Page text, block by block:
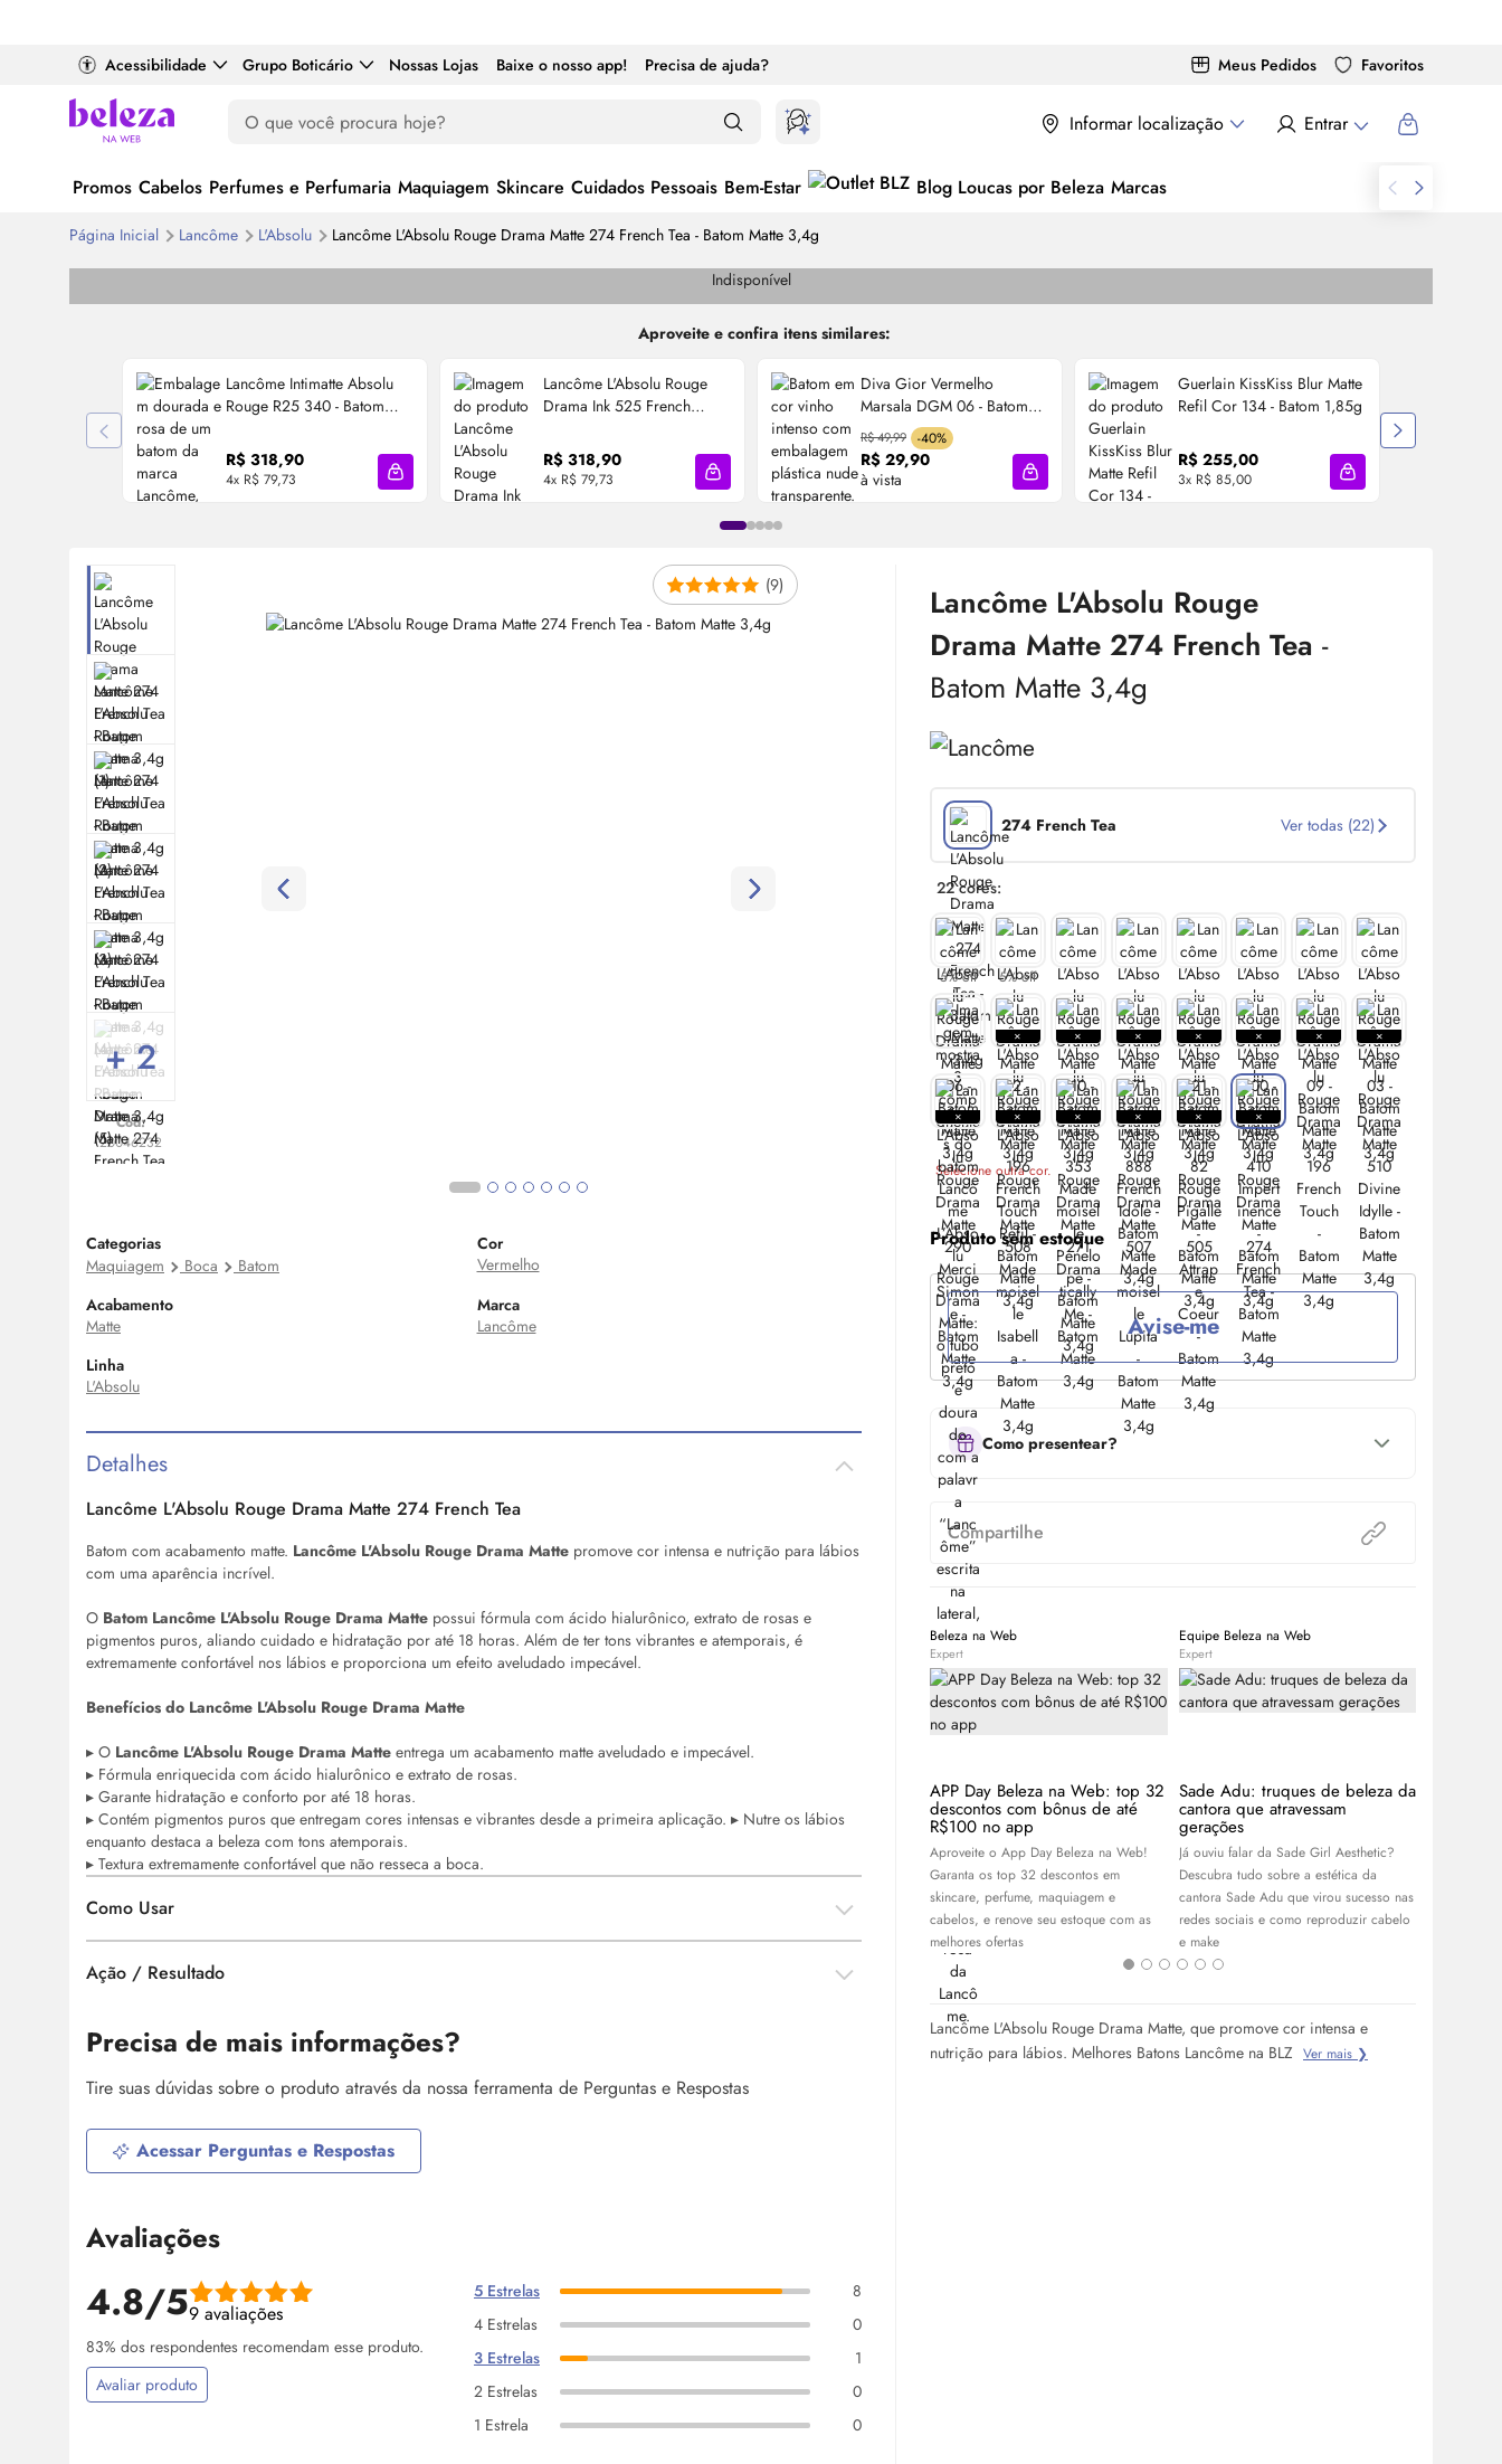
Acessibilidade Grupo Boticário Nossas Lojas Baixe o nosso app! Precisa de ajuda? Meus Pedidos Favoritos
Informar localização Entrar
Promos Cabelos Perfumes e Perfumaria Maquiagem Skincare Cuidados Pessoais Bem-Estar Blog Loucas por Beleza Marcas
Página Inicial Lancôme L'Absolu
Lancôme L'Absolu Rouge Drama Matte 274 French Tea - Batom Matte 3,4g
Indisponível
Aproveite e confira itens similares:
Lancôme Intimatte Absolu
Rouge R25 340 - Batom
R$ 318,90
4x R$ 79,73 Adicionar à sacola
Lancôme L'Absolu Rouge
Drama Ink 525 French
R$ 318,90
4x R$ 79,73 Adicionar à sacola
Diva Gior Vermelho
Marsala DGM 06 - Batom
Matte 3,5g
R$ 49,99 -40%
R$ 29,90
à vista
Adicionar à sacola
Guerlain KissKiss Blur Matte
Refil Cor 134 - Batom 1,85g
R$ 255,00
3x R$ 85,00 Adicionar à sacola
Lancôme L'Absolu Rouge
Drama Matte 274 French Tea -
Batom Matte 3,4g
274 French Tea Ver todas (22)
22 cores:
5% off 5% off
Selecione outra cor.
Produto sem estoque
Avise-me
Como presentear?
Compartilhe
Beleza na Web
Expert
APP Day Beleza na Web: top 32
descontos com bônus de até
R$100 no app
Aproveite o App Day Beleza na Web!
Garanta os top 32 descontos em
skincare, perfume, maquiagem e
cabelos, e renove seu estoque com as
melhores ofertas
Equipe Beleza na Web
Expert
Sade Adu: truques de beleza da
cantora que atravessam
gerações
Já ouviu falar da Sade Girl Aesthetic?
Descubra tudo sobre a estética da
cantora Sade Adu que virou sucesso nas
redes sociais e como reproduzir cabelo
e make
Lancôme L'Absolu Rouge Drama Matte, que promove cor intensa e
nutrição para lábios. Melhores Batons Lancôme na BLZ Ver mais ❯
(9)
+ 2
Cod:
20046232
Categorias
Maquiagem
Boca Batom
Cor
Vermelho
Acabamento
Matte
Marca
Lancôme
Linha
L'Absolu
Detalhes
Lancôme L'Absolu Rouge Drama Matte 274 French Tea
Batom com acabamento matte. Lancôme L'Absolu Rouge Drama Matte promove cor intensa e nutrição para lábios
com uma aparência incrível.
O Batom Lancôme L'Absolu Rouge Drama Matte possui fórmula com ácido hialurônico, extrato de rosas e
pigmentos puros, aliando cuidado e hidratação por até 18 horas. Além de ter tons vibrantes e atemporais, é
extremamente confortável nos lábios e proporciona um efeito aveludado impecável.
Benefícios do Lancôme L'Absolu Rouge Drama Matte
▸ O Lancôme L'Absolu Rouge Drama Matte entrega um acabamento matte aveludado e impecável.
▸ Fórmula enriquecida com ácido hialurônico e extrato de rosas.
▸ Garante hidratação e conforto por até 18 horas.
▸ Contém pigmentos puros que entregam cores intensas e vibrantes desde a primeira aplicação. ▸ Nutre os lábios
enquanto destaca a beleza com tons atemporais.
▸ Textura extremamente confortável que não resseca a boca.
Como Usar
Ação / Resultado
Precisa de mais informações?
Tire suas dúvidas sobre o produto através da nossa ferramenta de Perguntas e Respostas
Acessar Perguntas e Respostas
Avaliações
4.8/59 avaliações
83% dos respondentes recomendam esse produto.
Avaliar produto
5 Estrelas
8
4 Estrelas
0
3 Estrelas
1
2 Estrelas
0
1 Estrela
0